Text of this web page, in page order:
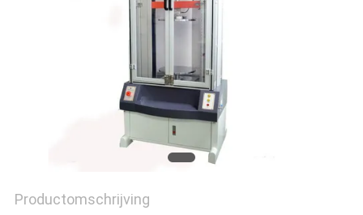
Productomschrijving